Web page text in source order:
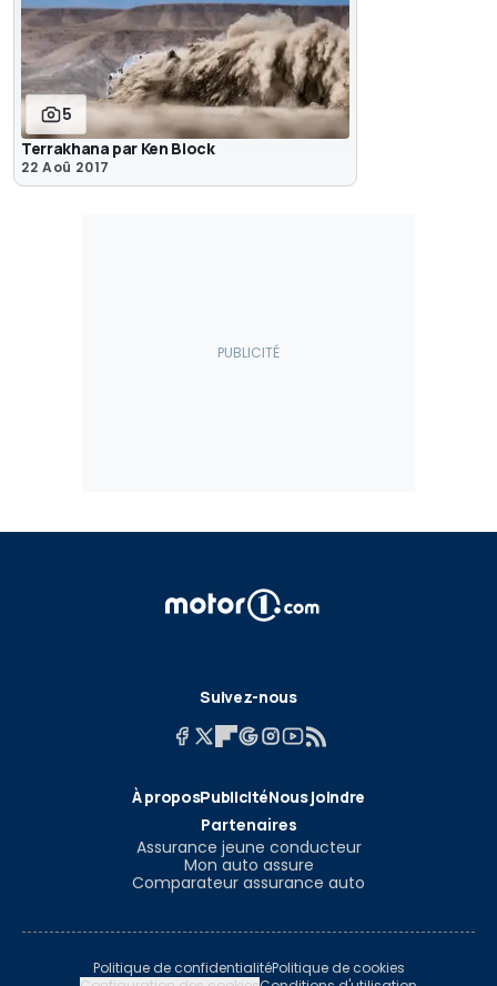
5
Terrakhana par Ken Block
22 Aoû 2017
Suivez-nous
À proposPublicitéNous joindre
Partenaires
Assurance jeune conducteur
Mon auto assure
Comparateur assurance auto
Politique de confidentialitéPolitique de cookies